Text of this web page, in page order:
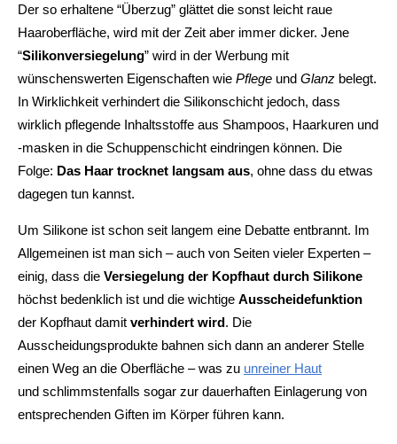
Der so erhaltene “Überzug” glättet die sonst leicht raue
Haaroberfläche, wird mit der Zeit aber immer dicker. Jene
“Silikonversiegelung” wird in der Werbung mit
wünschenswerten Eigenschaften wie Pflege und Glanz belegt.
In Wirklichkeit verhindert die Silikonschicht jedoch, dass
wirklich pflegende Inhaltsstoffe aus Shampoos, Haarkuren und
-masken in die Schuppenschicht eindringen können. Die
Folge: Das Haar trocknet langsam aus, ohne dass du etwas
dagegen tun kannst.
Um Silikone ist schon seit langem eine Debatte entbrannt. Im
Allgemeinen ist man sich – auch von Seiten vieler Experten –
einig, dass die Versiegelung der Kopfhaut durch Silikone
höchst bedenklich ist und die wichtige Ausscheidefunktion
der Kopfhaut damit verhindert wird. Die
Ausscheidungsprodukte bahnen sich dann an anderer Stelle
einen Weg an die Oberfläche – was zu unreiner Haut
und schlimmstenfalls sogar zur dauerhaften Einlagerung von
entsprechenden Giften im Körper führen kann.